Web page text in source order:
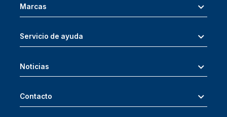
Marcas
Servicio de ayuda
Noticias
Contacto